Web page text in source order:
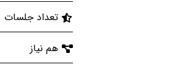
تعداد جلسات
هم نیاز